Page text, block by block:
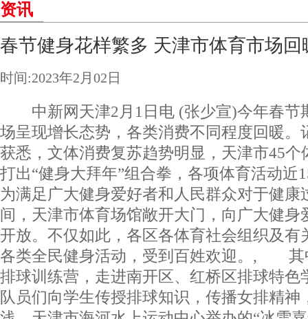
资讯
春节健身花样繁多 天津市体育市场回
时间:2023年2月02日
中新网天津2月1日电 (张少宣)今年春节
场呈现增长态势，各类消费不同程度回暖。
获悉，文体消费复苏趋势明显，天津市45个
打出“健身大拜年”组合拳，各项体育活动
为满足广大健身爱好者和人民群众对于健康
间，天津市体育场馆敞开大门，向广大健身
开放。不仅如此，各区各体育社会组织及有
各类全民健身活动，受到百姓欢迎。, 其
排球训练营，走进南开区、红桥区排球特色
队员们向学生传授排球知识，传播女排精神